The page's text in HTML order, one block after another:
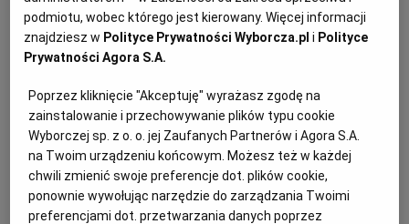
otrzymania oferty cenowej realizacji danego
zamówienia. W przypadku zapytań ofertowych
dotyczących zamówień o wartości poniżej 30.000
treść może być dowolnie kształtowana przez
zamawiającego. W zakresie zapytań ofertowych
nie obowiązują wymogi ustawy Prawo zamówień
publicznych odnośnie treści siwz czy zasad
opisania przedmiotu zamówienia.
podmiotu, wobec którego jest kierowany. Więcej informacji
znajdziesz w Polityce Prywatności Wyborcza.pl i Polityce
Prywatności Agora S.A.
Poprzez kliknięcie "Akceptuję" wyrażasz zgodę na
zainstalowanie i przechowywanie plików typu cookie
Wyborczej sp. z o. o. jej Zaufanych Partnerów i Agora S.A.
na Twoim urządzeniu końcowym. Możesz też w każdej
chwili zmienić swoje preferencje dot. plików cookie,
ponownie wywołując narzędzie do zarządzania Twoimi
preferencjami dot. przetwarzania danych poprzez